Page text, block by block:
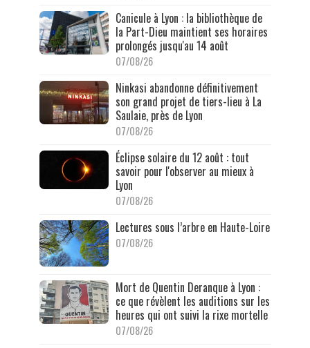
Canicule à Lyon : la bibliothèque de
la Part-Dieu maintient ses horaires
prolongés jusqu'au 14 août
07/08/26
Ninkasi abandonne définitivement
son grand projet de tiers-lieu à La
Saulaie, près de Lyon
07/08/26
Éclipse solaire du 12 août : tout
savoir pour l'observer au mieux à
Lyon
07/08/26
Lectures sous l’arbre en Haute-Loire
07/08/26
Mort de Quentin Deranque à Lyon :
ce que révèlent les auditions sur les
heures qui ont suivi la rixe mortelle
07/08/26